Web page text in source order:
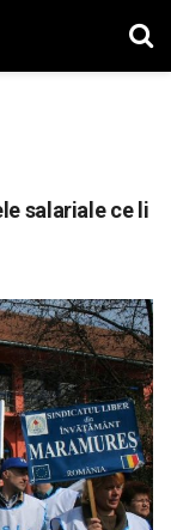
salariale ce li